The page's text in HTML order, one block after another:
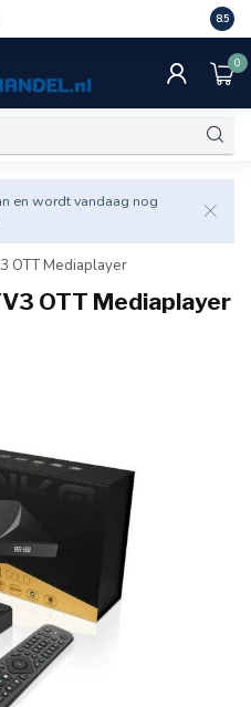
Veel
8.5
0
en wordt vandaag nog
OTT Mediaplayer
OTT Mediaplayer